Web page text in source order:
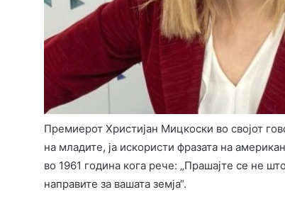
Премиерот Христијан Мицкоски во својот
на младите, ја искористи фразата на
во 1961 година кога рече: „Прашајте се не
направите за вашата земја“.